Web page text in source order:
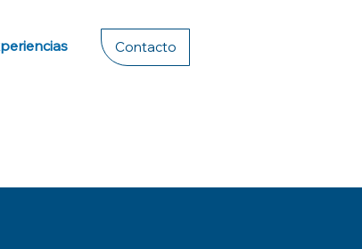
Contacto